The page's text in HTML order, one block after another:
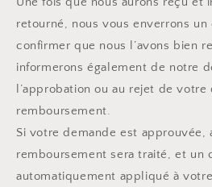
retourné, nous vous enverrons
confirmer que nous l’avons bien
informerons également de notre
l’approbation ou au rejet de votre
remboursement.
Si votre demande est approuvée,
remboursement sera traité, et un
automatiquement appliqué à